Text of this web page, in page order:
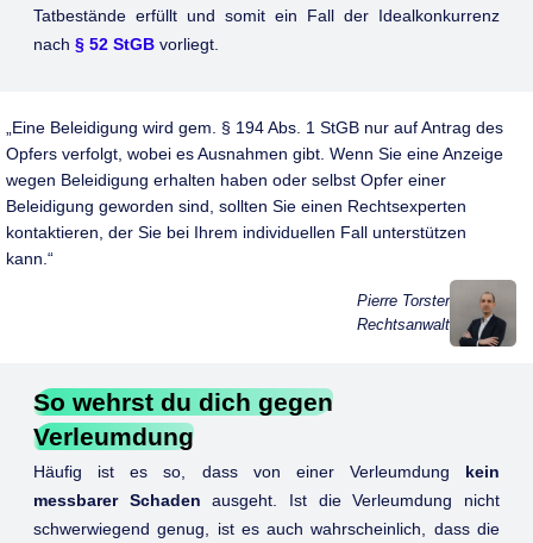
Tatbestände erfüllt und somit ein Fall der Idealkonkurrenz
nach § 52 StGB vorliegt.
Eine Beleidigung wird gem. § 194 Abs. 1 StGB nur auf Antrag des
Opfers verfolgt, wobei es Ausnahmen gibt. Wenn Sie eine Anzeige
wegen Beleidigung erhalten haben oder selbst Opfer einer
Beleidigung geworden sind, sollten Sie einen Rechtsexperten
kontaktieren, der Sie bei Ihrem individuellen Fall unterstützen
kann.
Pierre Torster
Rechtsanwalt
So wehrst du dich gegen
Verleumdung
Häufig ist es so, dass von einer Verleumdung kein
messbarer Schaden ausgeht. Ist die Verleumdung nicht
schwerwiegend genug, ist es auch wahrscheinlich, dass die